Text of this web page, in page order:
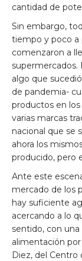
cantidad de
Sin embargo,
tiempo y poco
comenzaron a
supermercados.
algo que
de pandemia-
productos en
varias marcas
nacional que se
ahora los
producido, pero
Ante este
mercado de los
hay suficiente
acercando a lo
sentido, con
alimentación por
Diez, del Centro